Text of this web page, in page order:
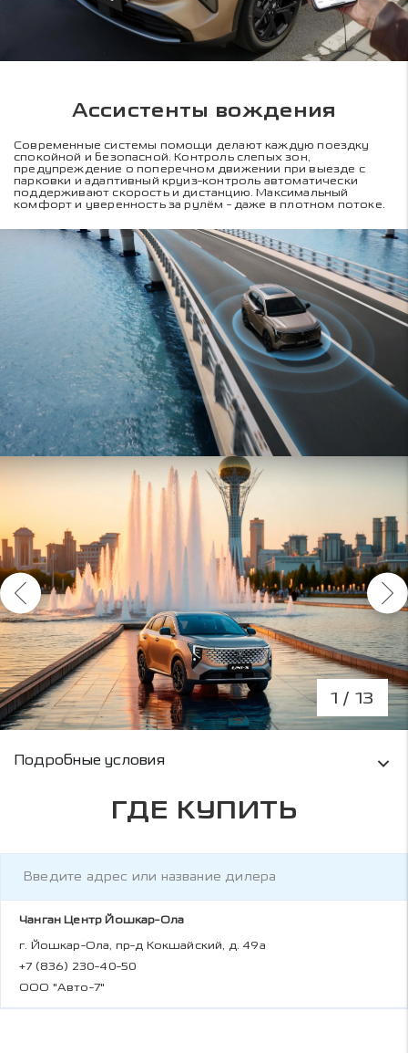
Ассистенты вождения
Современные системы помощи делают каждую поездку
спокойной и безопасной. Контроль слепых зон,
предупреждение о поперечном движении при выезде с
парковки и адаптивный круиз-контроль автоматически
поддерживают скорость и дистанцию. Максимальный
комфорт и уверенность за рулём - даже в плотном потоке.
1 / 13
Условия кредитования и информация о
Подробные условия
ГДЕ КУПИТЬ
Чанган Центр Йошкар-Ола
г. Йошкар-Ола, пр-д Кокшайский, д. 49а
+7 (836) 230-40-50
ООО "Авто-7"